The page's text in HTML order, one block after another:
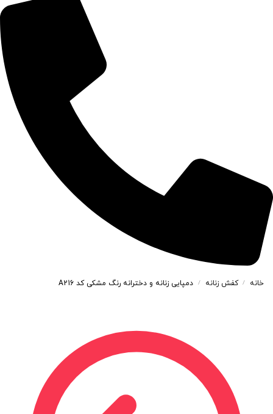
خانه / کفش زنانه / دمپایی زنانه و دخترانه رنگ مشکی کد A216